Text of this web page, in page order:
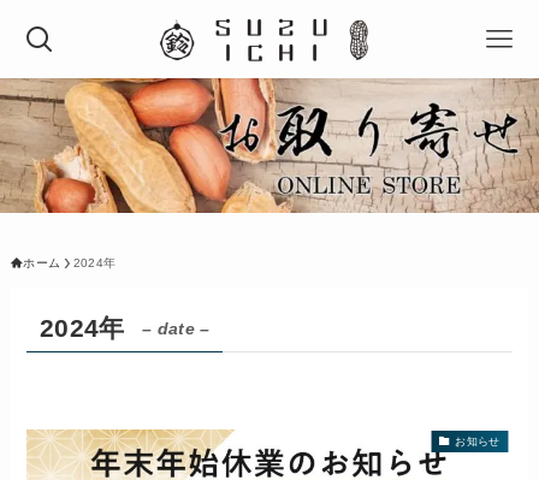
ホーム 2024年
2024年 – date –
お知らせ